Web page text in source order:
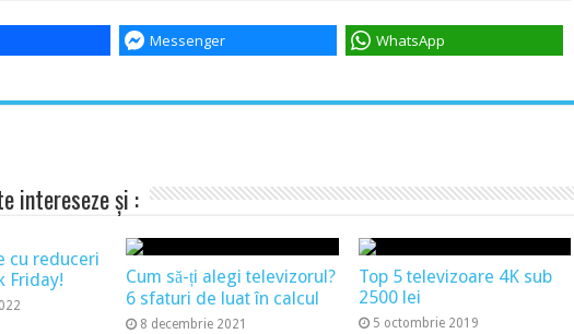
Messenger WhatsApp
intereseze și :
cu reduceri
Friday!
Cum să-ți alegi televizorul?
6 sfaturi de luat în calcul
8 decembrie 2021
Top 5 televizoare 4K sub
2500 lei
5 octombrie 2019